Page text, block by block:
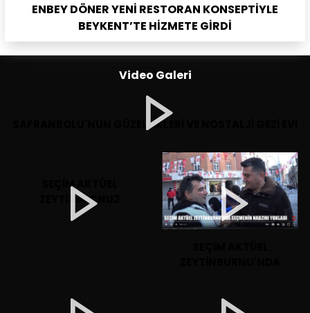
ENBEY DÖNER YENİ RESTORAN KONSEPTİYLE
BEYKENT’TE HİZMETE GİRDİ
Video Galeri
SAFRANBOLU'NUN GÜZELLİKLERİ VE NOSTALJİ GEZİ EVİ
SEÇİM AKTÜEL
ZEYTİNBURNU2